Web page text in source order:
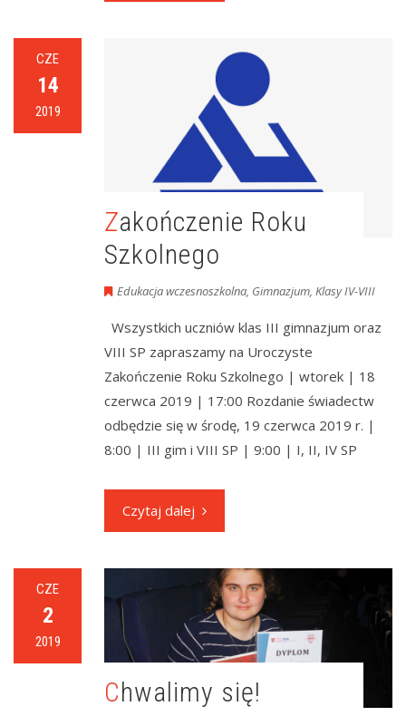
CZE
14
2019
Zakończenie Roku
Szkolnego
Edukacja wczesnoszkolna, Gimnazjum, Klasy IV-VIII
Wszystkich uczniów klas III gimnazjum oraz
VIII SP zapraszamy na Uroczyste
Zakończenie Roku Szkolnego​ | wtorek | 18
czerwca 2019 | 17:00 Rozdanie świadectw
odbędzie się w środę, 19 czerwca 2019 r. |
8:00 | III gim i VIII SP | 9:00 | I, II, IV SP
Czytaj dalej
CZE
2
2019
Chwalimy się!